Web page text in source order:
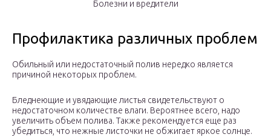
Болезни и вредители
Профилактика различных проблем
Обильный или недостаточный полив нередко является
причиной некоторых проблем.
Бледнеющие и увядающие листья свидетельствуют о
недостаточном количестве влаги. Вероятнее всего, надо
увеличить объем полива. Также рекомендуется еще раз
убедиться, что нежные листочки не обжигает яркое солнце.